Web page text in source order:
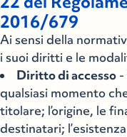
2016/679
Ai sensi della
i suoi diritti e le
Diritto di accesso -
qualsiasi momento
titolare; l’origine, le
destinatari;